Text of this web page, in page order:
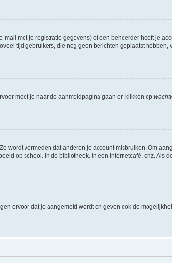
met je registratie gegevens) of een beheerder heeft je
tijd gebruikers, die nog geen berichten geplaatst hebben,
moet je naar de aanmeldpagina gaan en klikken op
wordt vermeden dat anderen je account misbruiken. Om
op school, in de bibliotheek, in een internetcafé, enz. Als
ervoor dat je aangemeld wordt en geven ook de